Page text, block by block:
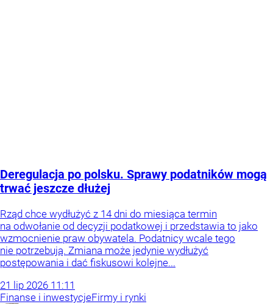
Deregulacja po polsku. Sprawy podatników mogą
trwać jeszcze dłużej
Rząd chce wydłużyć z 14 dni do miesiąca termin
na odwołanie od decyzji podatkowej i przedstawia to jako
wzmocnienie praw obywatela. Podatnicy wcale tego
nie potrzebują. Zmiana może jedynie wydłużyć
postępowania i dać fiskusowi kolejne...
21 lip 2026 11:11
Finanse i inwestycjeFirmy i rynki